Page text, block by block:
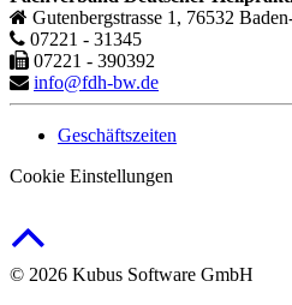
Gutenbergstrasse 1, 76532
07221 - 31345
07221 - 390392
info@fdh-bw.de
Geschäftszeiten
Cookie Einstellungen
© 2026 Kubus Software GmbH